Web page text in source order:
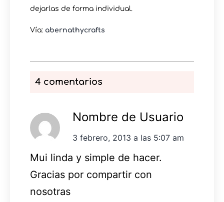
dejarlas de forma individual.
Vía: abernathycrafts
4 comentarios
Nombre de Usuario
3 febrero, 2013 a las 5:07 am
Mui linda y simple de hacer.
Gracias por compartir con
nosotras